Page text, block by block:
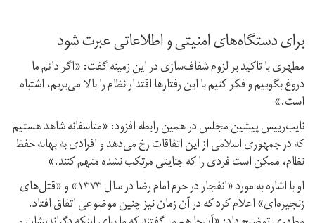
برای دستگاه‌های امنیتی و اطلاعاتی عبرت شود
مطهری با تاکید بر لزوم شفاف‌سازی در این زمینه گفت:‌ ‌«اگر دائم ما
دروغ بگوییم و فکر کنیم با این رفتارها اقتدار نظام را بالا می‌بریم، اشتباه
است.»
نایب‌رییس پیشین مجلس در همین رابطه افزود: «متاسفانه شاهد هستیم
که در جمهوری اسلامی از این اتفاقات رخ می‌دهد و افرادی به بهانه حفظ
نظام، ممکن است فردی را که جنایتی مرتکب نشده متهم کنند.»
او با اشاره به مورد «انفجار در حرم امام رضا در سال ۱۳۷۳» و «قتل‌های
زنجیره‌ای» اعلام کرد که در آن زمان‌ نیز چنین موضوعی اتفاق افتاد.